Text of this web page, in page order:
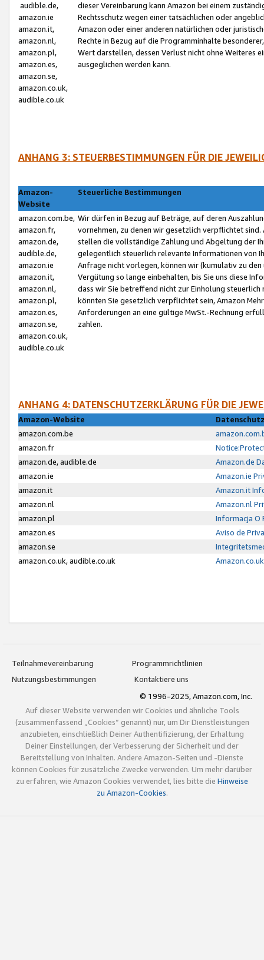
audible.de,
amazon.ie
amazon.it,
amazon.nl,
amazon.pl,
amazon.es,
amazon.se,
amazon.co.uk,
audible.co.uk
dieser Vereinbarung kann Amazon bei einem
Rechtsschutz wegen einer tatsächlichen oder
Amazon oder einer anderen natürlichen oder
Rechte in Bezug auf die Programminhalte
Wert darstellen, dessen Verlust nicht ohne Weiteres
ausgeglichen werden kann.
ANHANG 3: STEUERBESTIMMUNGEN FÜR DIE
Amazon-
Website
Steuerliche Bestimmungen
amazon.com.be,
amazon.fr,
amazon.de,
audible.de,
amazon.ie
amazon.it,
amazon.nl,
amazon.pl,
amazon.es,
amazon.se,
amazon.co.uk,
audible.co.uk
Wir dürfen in Bezug auf Beträge, auf deren
vornehmen, zu denen wir gesetzlich verpflichtet
stellen die vollständige Zahlung und Abgeltung der
gelegentlich steuerlich relevante Informationen von
Anfrage nicht vorlegen, können wir (kumulativ zu
Vergütung so lange einbehalten, bis Sie uns diese
dass wir Sie betreffend nicht zur Einholung
könnten Sie gesetzlich verpflichtet sein, Amazon
Anforderungen an eine gültige MwSt.-Rechnung
zahlen.
ANHANG 4: DATENSCHUTZERKLÄRUNG FÜR DIE
Amazon-Website
amazon.com.be
amazon.fr
amazon.de, audible.de
Amazon.de
amazon.ie
Amazon.ie
amazon.it
Amazon.it
amazon.nl
Amazon.nl
amazon.pl
Informacja O
amazon.es
Aviso de
amazon.se
amazon.co.uk, audible.co.uk
Teilnahmevereinbarung
Programmrichtlinien
Nutzungsbestimmungen
Kontaktiere uns
© 1996-2025, Amazon.com, Inc.
Auf dieser Website verwenden wir Cookies und ähnliche Tools
(zusammenfassend „Cookies“ genannt) nur, um Dir Dienstleistungen
anzubieten, einschließlich Deiner Authentifizierung, der Erhaltung
Deiner Einstellungen, der Verbesserung der Sicherheit und der
Bereitstellung von Inhalten. Andere Amazon-Seiten und -Dienste
können Cookies für zusätzliche Zwecke verwenden. Um mehr darüber
zu erfahren, wie Amazon Cookies verwendet, lies bitte die Hinweise
zu Amazon-Cookies.